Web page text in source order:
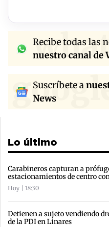
Recibe todas las
nuestro canal de
Suscríbete a
News
Lo último
Carabineros capturan a
estacionamientos de centro
Hoy | 18:30
Detienen a sujeto vendiendo
de la PDI en Linares